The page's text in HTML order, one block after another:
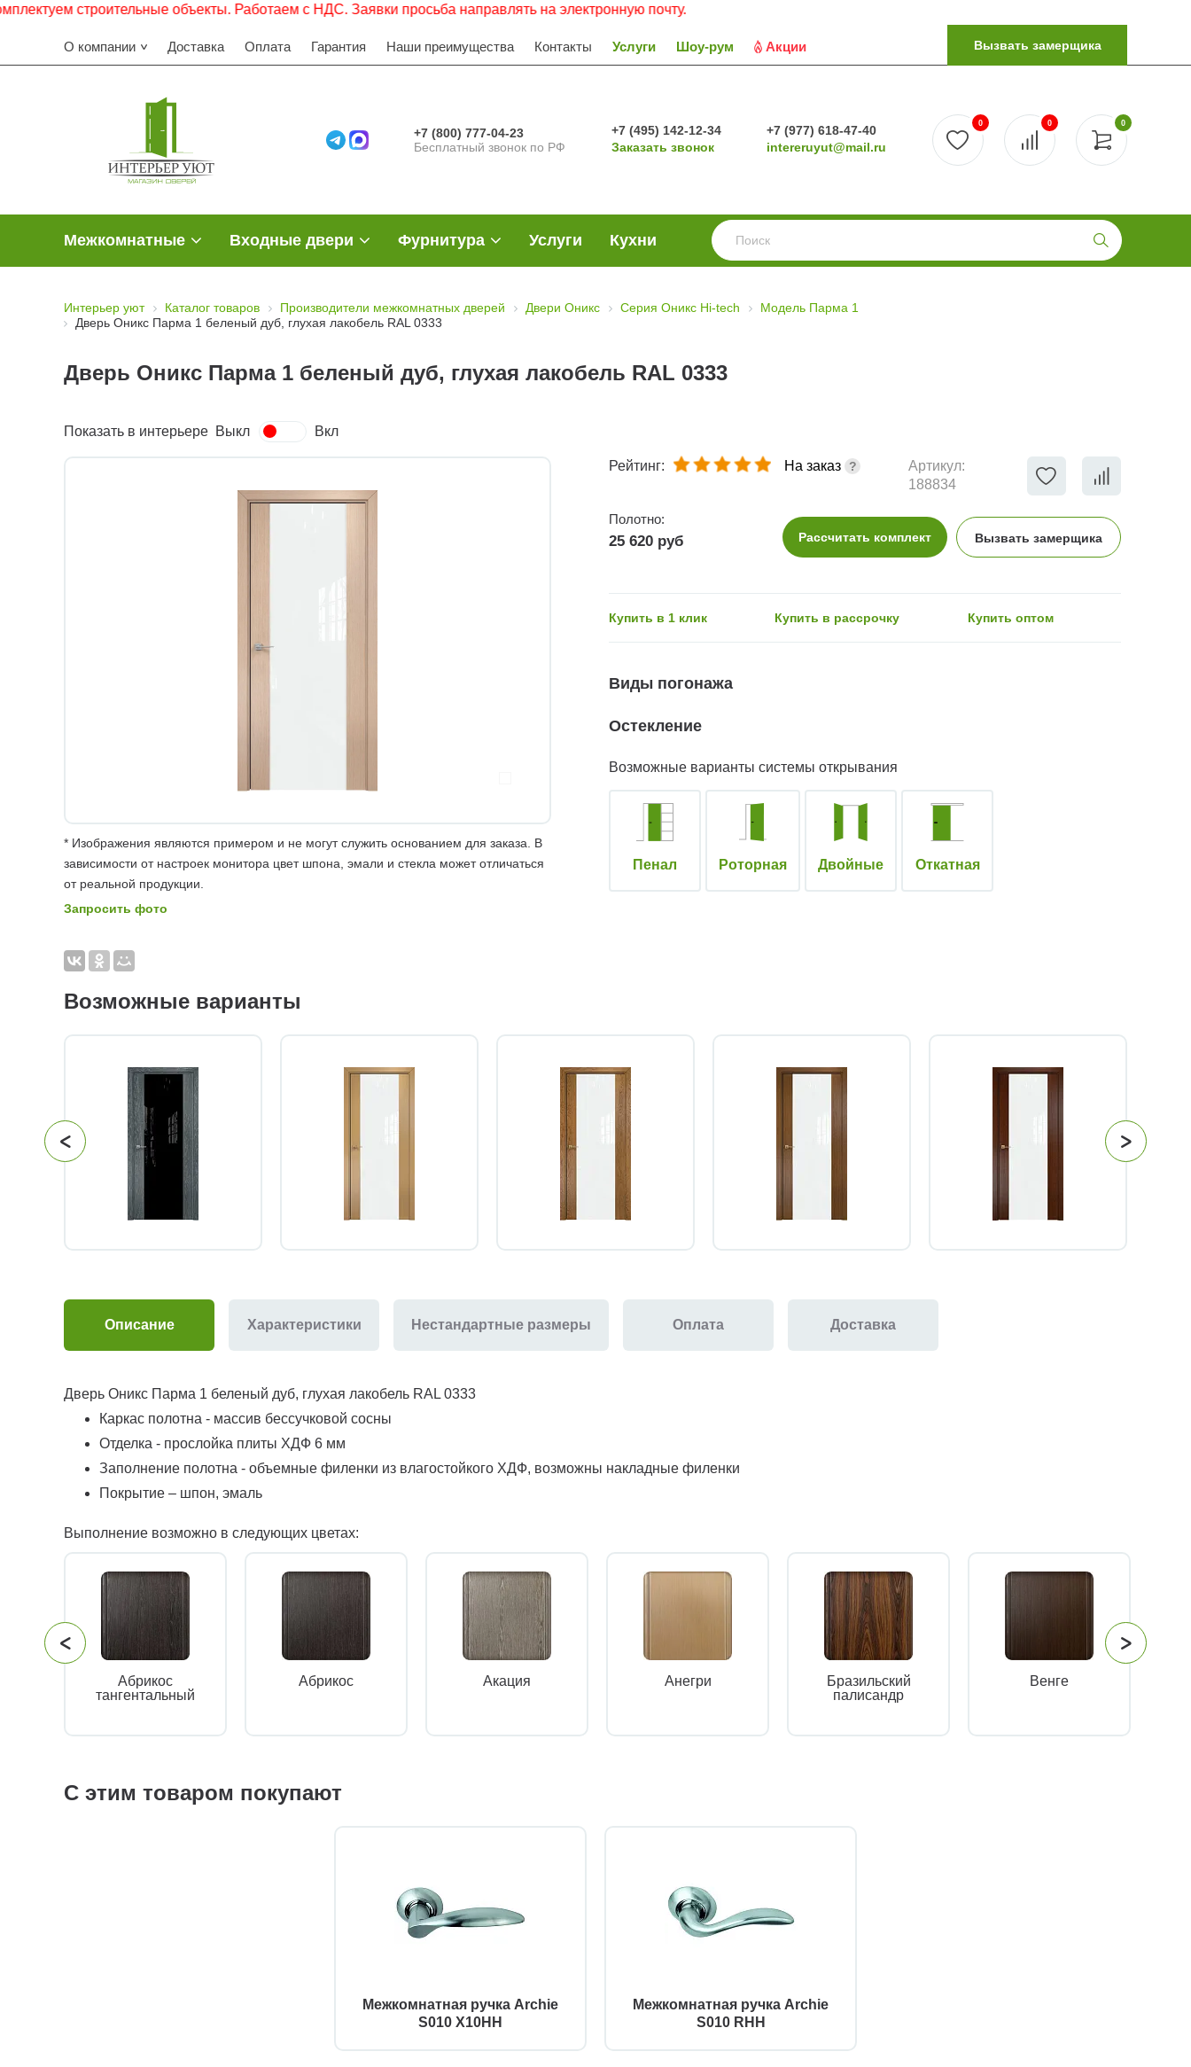
строительные объекты. Работаем с НДС. Заявки просьба направлять на электронную почту.
О компании Доставка Оплата Гарантия Наши преимущества Контакты Услуги Шоу-рум Акции Вызвать замерщика
+7 (800) 777-04-23
Бесплатный звонок по РФ
+7 (495) 142-12-34
Заказать звонок
+7 (977) 618-47-40
intereruyut@mail.ru
0
0 0
Межкомнатные Входные двери Фурнитура Услуги Кухни
Интерьер уют Каталог товаров Производители межкомнатных дверей Двери Оникс Серия Оникс Hi-tech
Модель Парма 1
Дверь Оникс Парма 1 беленый дуб, глухая лакобель RAL 0333
Дверь Оникс Парма 1 беленый дуб, глухая лакобель RAL 0333
Показать в интерьере Выкл Вкл
* Изображения являются примером и не могут служить основанием для заказа. В
зависимости от настроек монитора цвет шпона, эмали и стекла может отличаться
от реальной продукции.
Запросить фото
Рейтинг: На заказ
Артикул:
188834
Полотно:
25 620 руб Рассчитать комплект Вызвать замерщика
Купить в 1 клик Купить в рассрочку Купить оптом
Виды погонажа
Остекление
Возможные варианты системы открывания
Пенал Роторная Двойные Откатная
Возможные варианты
Описание Характеристики Нестандартные размеры Оплата Доставка
Дверь Оникс Парма 1 беленый дуб, глухая лакобель RAL 0333
Каркас полотна - массив бессучковой сосны
Отделка - прослойка плиты ХДФ 6 мм
Заполнение полотна - объемные филенки из влагостойкого ХДФ, возможны накладные филенки
Покрытие – шпон, эмаль
Выполнение возможно в следующих цветах:
Абрикос
тангентальный
Абрикос Акация Анегри
Бразильский
палисандр
Венге
С этим товаром покупают
Межкомнатная ручка Archie
S010 X10HH
Межкомнатная ручка Archie
S010 RHH